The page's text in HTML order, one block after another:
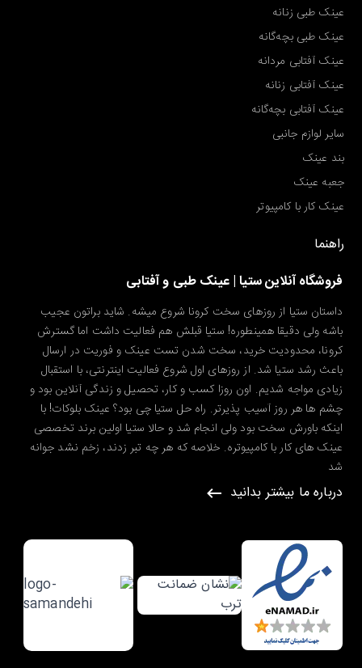
عینک طبی زنانه
عینک طبی بچه‌گانه
عینک آفتابی مردانه
عینک آفتابی زنانه
عینک آفتابی بچه‌گانه
سایر لوازم جانبی
بند عینک
جعبه عینک
عینک کار با کامپیوتر
راهنما
فروشگاه آنلاین ستیا | عینک طبی و آفتابی
داستان ستیا از روزهای سخت کرونا شروع میشه. شاید براتون عجیب
باشه ولی دقیقا همینطوره! ستیا قبلش هم فعالیت داشت اما گسترش
کرونا، محدودیت خرید، سخت شدن تست عینک و فوریت در ارسال
باعث رشد ستیا شد. از روزهای اول شروع فعالیت اینترنتی، با استقبال
زیادی مواجه شدیم. اون روزا کسب و کار، تحصیل و زندگی آنلاین بود و
چشم ها هر روز آسیب پذیرتر. راه حل ستیا چی بود؟ عینک بلوکات! با
اینکه باورش سخت بود ولی انجام شد و حالا ستیا اولین برند تخصصی
عینک های کار با کامپیوتره. خلاصه که هر چه تبر زدند، زخم نشد جوانه
شد
درباره ما بیشتر بدانید